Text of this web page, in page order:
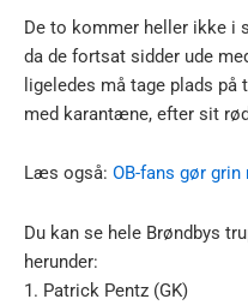
De to kommer heller ikke i
da de fortsat sidder ude
ligeledes må tage plads på
med karantæne, efter sit
Læs også: OB-fans gør
Du kan se hele Brøndbys
herunder:
1. Patrick Pentz (GK)